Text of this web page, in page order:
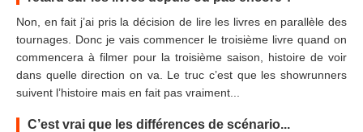
Non, en fait j’ai pris la décision de lire les livres en parallèle des
tournages. Donc je vais commencer le troisième livre quand on
commencera à filmer pour la troisième saison, histoire de voir
dans quelle direction on va. Le truc c’est que les showrunners
suivent l’histoire mais en fait pas vraiment...
C’est vrai que les différences de scénario...